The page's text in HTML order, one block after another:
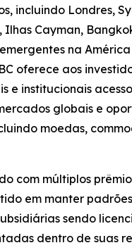
incluindo Londres,
Ilhas Cayman,
na
oferece aos
e institucionais
globais e
moedas,
com múltiplos
em manter
sendo
dentro de suas